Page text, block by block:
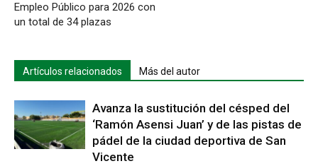
Empleo Público para 2026 con
un total de 34 plazas
Artículos relacionados Más del autor
Avanza la sustitución del césped del
‘Ramón Asensi Juan’ y de las pistas de
pádel de la ciudad deportiva de San
Vicente